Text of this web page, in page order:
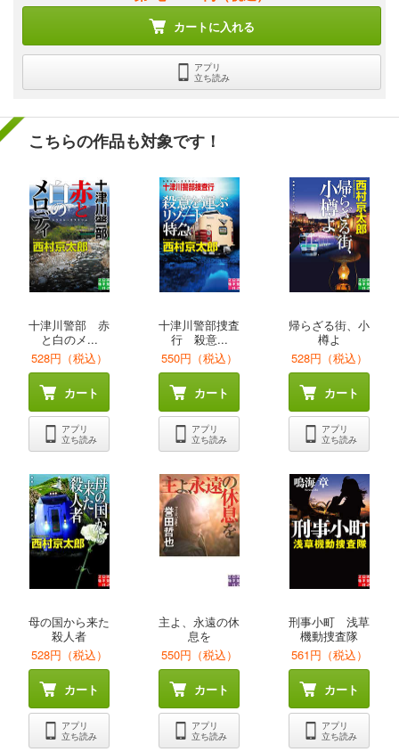
カートに入れる
アプリ
立ち読み
こちらの作品も対象です！
十津川警部 赤
と白のメ...
528円（税込）
カート
アプリ
立ち読み
十津川警部捜査
行 殺意...
550円（税込）
カート
アプリ
立ち読み
帰らざる街、小
樽よ
528円（税込）
カート
アプリ
立ち読み
母の国から来た
殺人者
528円（税込）
カート
アプリ
立ち読み
主よ、永遠の休
息を
550円（税込）
カート
アプリ
立ち読み
刑事小町 浅草
機動捜査隊
561円（税込）
カート
アプリ
立ち読み